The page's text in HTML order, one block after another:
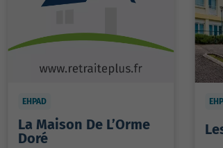
EHPAD
La Maison De L’Orme
Doré